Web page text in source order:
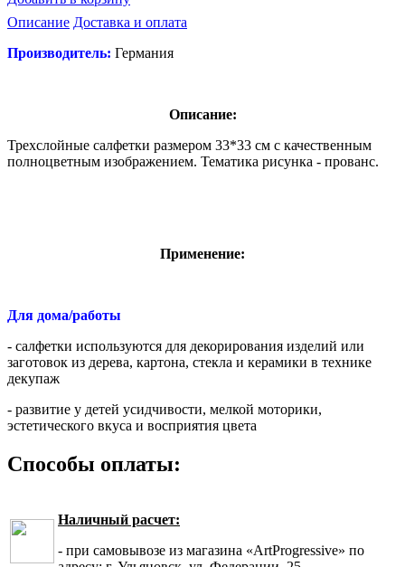
Описание Доставка и оплата
Производитель: Германия
Описание:
Трехслойные салфетки размером 33*33 см с качественным
полноцветным изображением. Тематика рисунка - прованс.
Применение:
Для дома/работы
- салфетки используются для декорирования изделий или
заготовок из дерева, картона, стекла и керамики в технике
декупаж
- развитие у детей усидчивости, мелкой моторики,
эстетического вкуса и восприятия цвета
Способы оплаты:
Наличный расчет:
- при самовывозе из магазина «ArtProgressive» по